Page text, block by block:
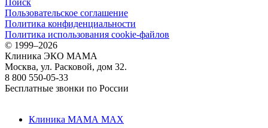
Пользовательское соглашение
Политика конфиденциальности
Политика использования cookie-файлов
© 1999–2026
Клиника ЭКО МАМА
Москва, ул. Расковой, дом 32.
8 800 550-05-33
Бесплатные звонки по России
Клиника МАМА MAX